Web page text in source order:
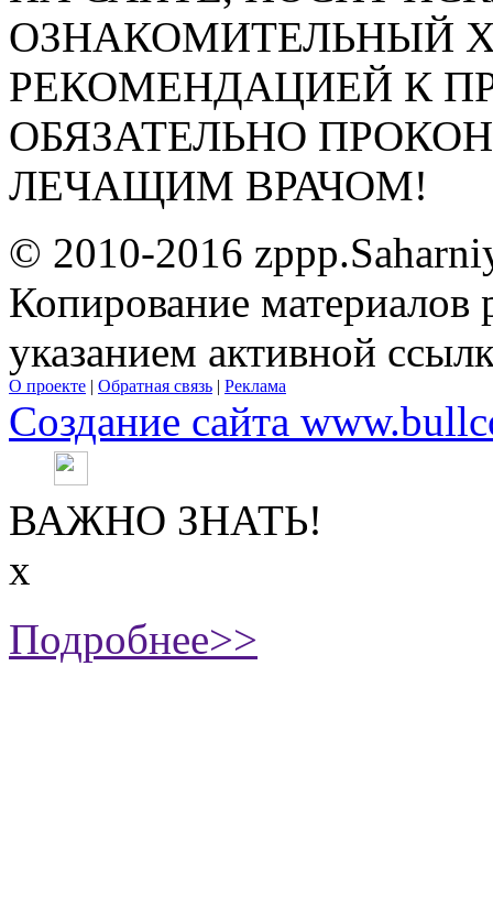
ОЗНАКОМИТЕЛЬНЫЙ
РЕКОМЕНДАЦИЕЙ К
ОБЯЗАТЕЛЬНО
ЛЕЧАЩИМ ВРАЧОМ!
© 2010-2016
Копирование материалов
указанием активной
О проекте | Обратная связь | Реклама
Создание сайта
ВАЖНО ЗНАТЬ!
х
Подробнее>>